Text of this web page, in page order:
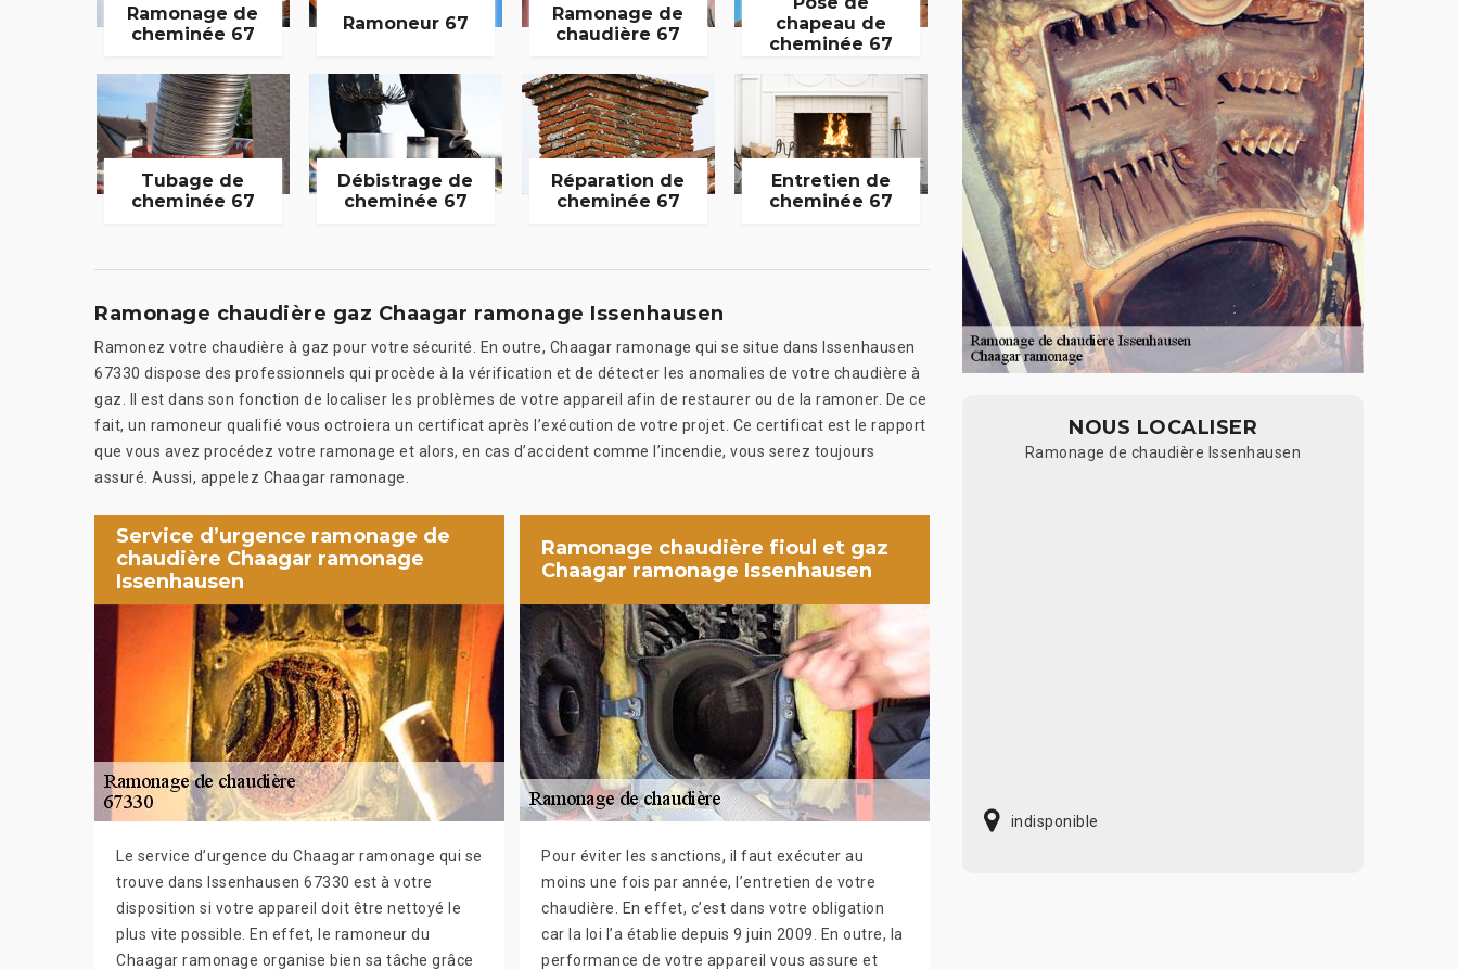
Ramonage de
cheminée 67
Ramoneur 67
Ramonage de
chaudière 67
chapeau de
cheminée 67
Tubage de
cheminée 67
Débistrage de
cheminée 67
Réparation de
cheminée 67
Entretien de
cheminée 67
Ramonage chaudière gaz Chaagar ramonage Issenhausen
Ramonez votre chaudière à gaz pour votre sécurité. En outre, Chaagar ramonage qui se situe dans Issenhausen
67330 dispose des professionnels qui procède à la vérification et de détecter les anomalies de votre chaudière à
gaz. Il est dans son fonction de localiser les problèmes de votre appareil afin de restaurer ou de la ramoner. De ce
fait, un ramoneur qualifié vous octroiera un certificat après l’exécution de votre projet. Ce certificat est le rapport
que vous avez procédez votre ramonage et alors, en cas d’accident comme l’incendie, vous serez toujours
assuré. Aussi, appelez Chaagar ramonage.
Service d’urgence ramonage de
chaudière Chaagar ramonage
Issenhausen
Le service d’urgence du Chaagar ramonage qui se
trouve dans Issenhausen 67330 est à votre
disposition si votre appareil doit être nettoyé le
plus vite possible. En effet, le ramoneur du
Chaagar ramonage organise bien sa tâche grâce
Ramonage chaudière fioul et gaz
Chaagar ramonage Issenhausen
Pour éviter les sanctions, il faut exécuter au
moins une fois par année, l’entretien de votre
chaudière. En effet, c’est dans votre obligation
car la loi l’a établie depuis 9 juin 2009. En outre, la
performance de votre appareil vous assure et
NOUS LOCALISER
Ramonage de chaudière Issenhausen
indisponible